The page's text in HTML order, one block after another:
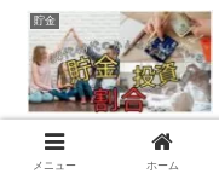
貯金
メニュー ホーム